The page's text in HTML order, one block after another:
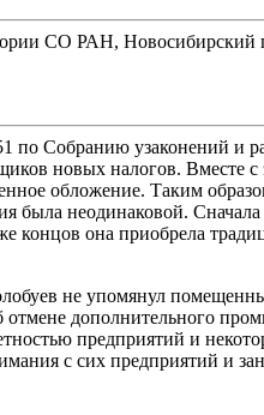
СО РАН, Новосибирский
по Собранию узаконений и
новых налогов. Вместе с
обложение. Таким
была неодинаковой.
концов она приобрела
не упомянул
дополнительного
предприятий и
с сих предприятий и